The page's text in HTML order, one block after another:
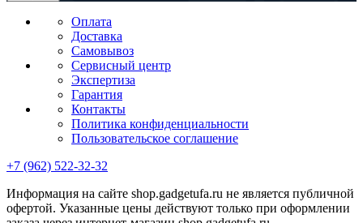
Оплата
Доставка
Самовывоз
Сервисный центр
Экспертиза
Гарантия
Контакты
Политика конфиденциальности
Пользовательское соглашение
+7 (962) 522-32-32
Информация на сайте shop.gadgetufa.ru не является публичной
офертой. Указанные цены действуют только при оформлении